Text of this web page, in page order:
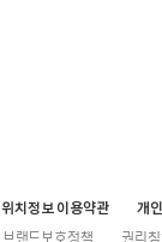
위치정보 이용약관 개
브랜드보호정책 권리